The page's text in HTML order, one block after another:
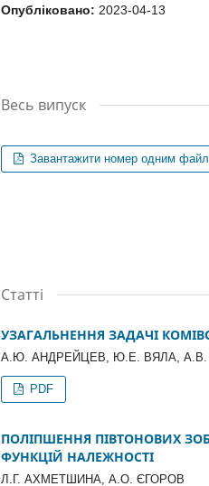
Опубліковано: 2023-04-13
Весь випуск
Завантажити номер одним
Статті
УЗАГАЛЬНЕННЯ ЗАДАЧІ
А.Ю. АНДРЕЙЦЕВ, Ю.Е. ВЯЛА,
PDF
ПОЛІПШЕННЯ ПІВТОНОВИХ
ФУНКЦІЙ НАЛЕЖНОСТІ
Л.Г. АХМЕТШИНА, А.О. ЄГОРОВ